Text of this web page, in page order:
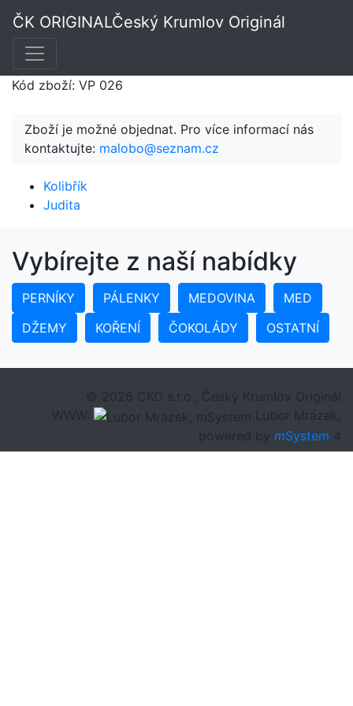
ČK ORIGINALČeský Krumlov Originál
Praha kulatá
Kód zboží: VP 026
Zboží je možné objednat. Pro více informací nás
kontaktujte: malobo@seznam.cz
Kolibřík
Judita
Vybírejte z naší nabídky
PERNÍKY PÁLENKY MEDOVINA
MED
DŽEMY
KOŘENÍ ČOKOLÁDY OSTATNÍ
© 2026 CKO s.r.o., Český Krumlov Originál
WWW:
Lubor Mrázek,
powered by mSystem